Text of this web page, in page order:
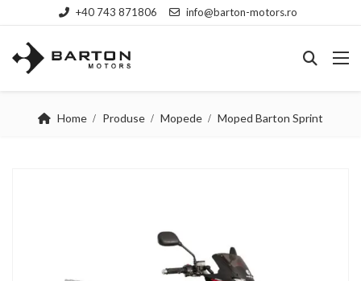
+40 743 871806 info@barton-motors.ro
Home Produse Mopede Moped Barton Sprint